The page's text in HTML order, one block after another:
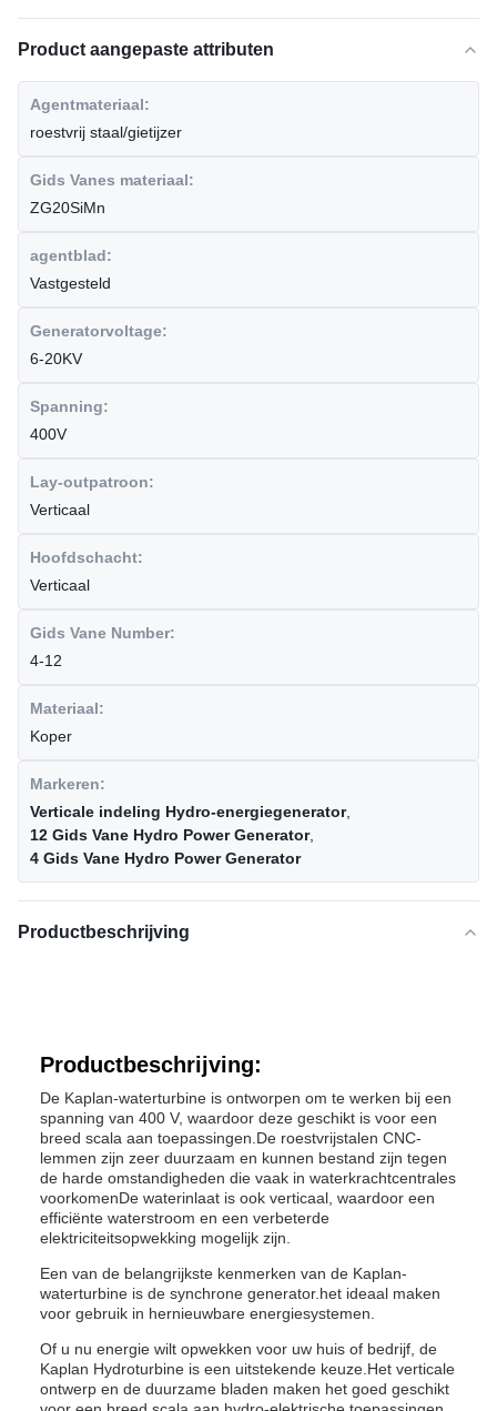
Product aangepaste attributen
Agentmateriaal:
roestvrij staal/gietijzer
Gids Vanes materiaal:
ZG20SiMn
agentblad:
Vastgesteld
Generatorvoltage:
6-20KV
Spanning:
400V
Lay-outpatroon:
Verticaal
Hoofdschacht:
Verticaal
Gids Vane Number:
4-12
Materiaal:
Koper
Markeren:
Verticale indeling Hydro-energiegenerator,
12 Gids Vane Hydro Power Generator,
4 Gids Vane Hydro Power Generator
Productbeschrijving
Productbeschrijving:
De Kaplan-waterturbine is ontworpen om te werken bij een
spanning van 400 V, waardoor deze geschikt is voor een
breed scala aan toepassingen.De roestvrijstalen CNC-
lemmen zijn zeer duurzaam en kunnen bestand zijn tegen
de harde omstandigheden die vaak in waterkrachtcentrales
voorkomenDe waterinlaat is ook verticaal, waardoor een
efficiënte waterstroom en een verbeterde
elektriciteitsopwekking mogelijk zijn.
Een van de belangrijkste kenmerken van de Kaplan-
waterturbine is de synchrone generator.het ideaal maken
voor gebruik in hernieuwbare energiesystemen.
Of u nu energie wilt opwekken voor uw huis of bedrijf, de
Kaplan Hydroturbine is een uitstekende keuze.Het verticale
ontwerp en de duurzame bladen maken het goed geschikt